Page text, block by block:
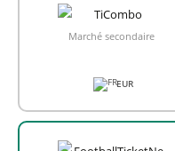
Marché secondaire
EUR